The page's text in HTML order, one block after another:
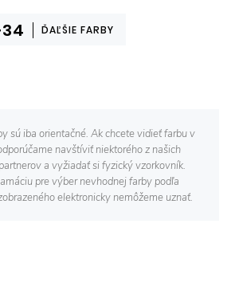
ĎAĽŠIE FARBY
sú iba orientačné. Ak chcete vidieť farbu v
navštíviť niektorého z našich
a vyžiadať si fyzický vzorkovník.
pre výber nevhodnej farby podľa
elektronicky nemôžeme uznať.